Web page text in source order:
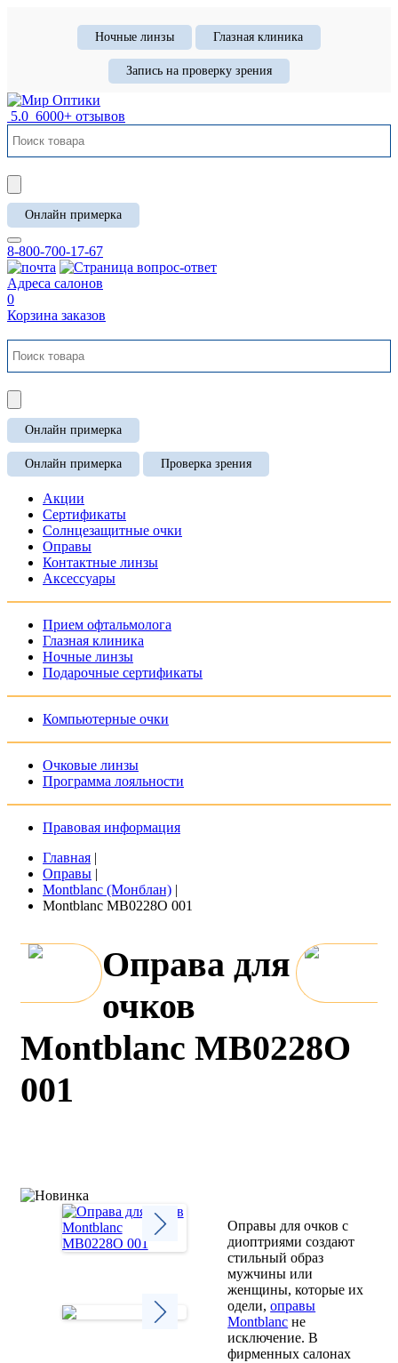
Ночные линзы Глазная клиника
Запись на проверку зрения
5.0 6000+ отзывов
Онлайн примерка
8-800-700-17-67
Адреса салонов
0
Корзина заказов
Онлайн примерка
Онлайн примерка Проверка зрения
Акции
Сертификаты
Солнцезащитные очки
Оправы
Контактные линзы
Аксессуары
Прием офтальмолога
Глазная клиника
Ночные линзы
Подарочные сертификаты
Компьютерные очки
Очковые линзы
Программа лояльности
Правовая информация
Главная |
Оправы |
Montblanc (Монблан) |
Montblanc MB0228O 001
Оправа для
очков
Montblanc MB0228O
001
Оправы для очков с
диоптриями создают
стильный образ
мужчины или
женщины, которые их
одели,оправы
Montblanc не
исключение. В
фирменных салонах